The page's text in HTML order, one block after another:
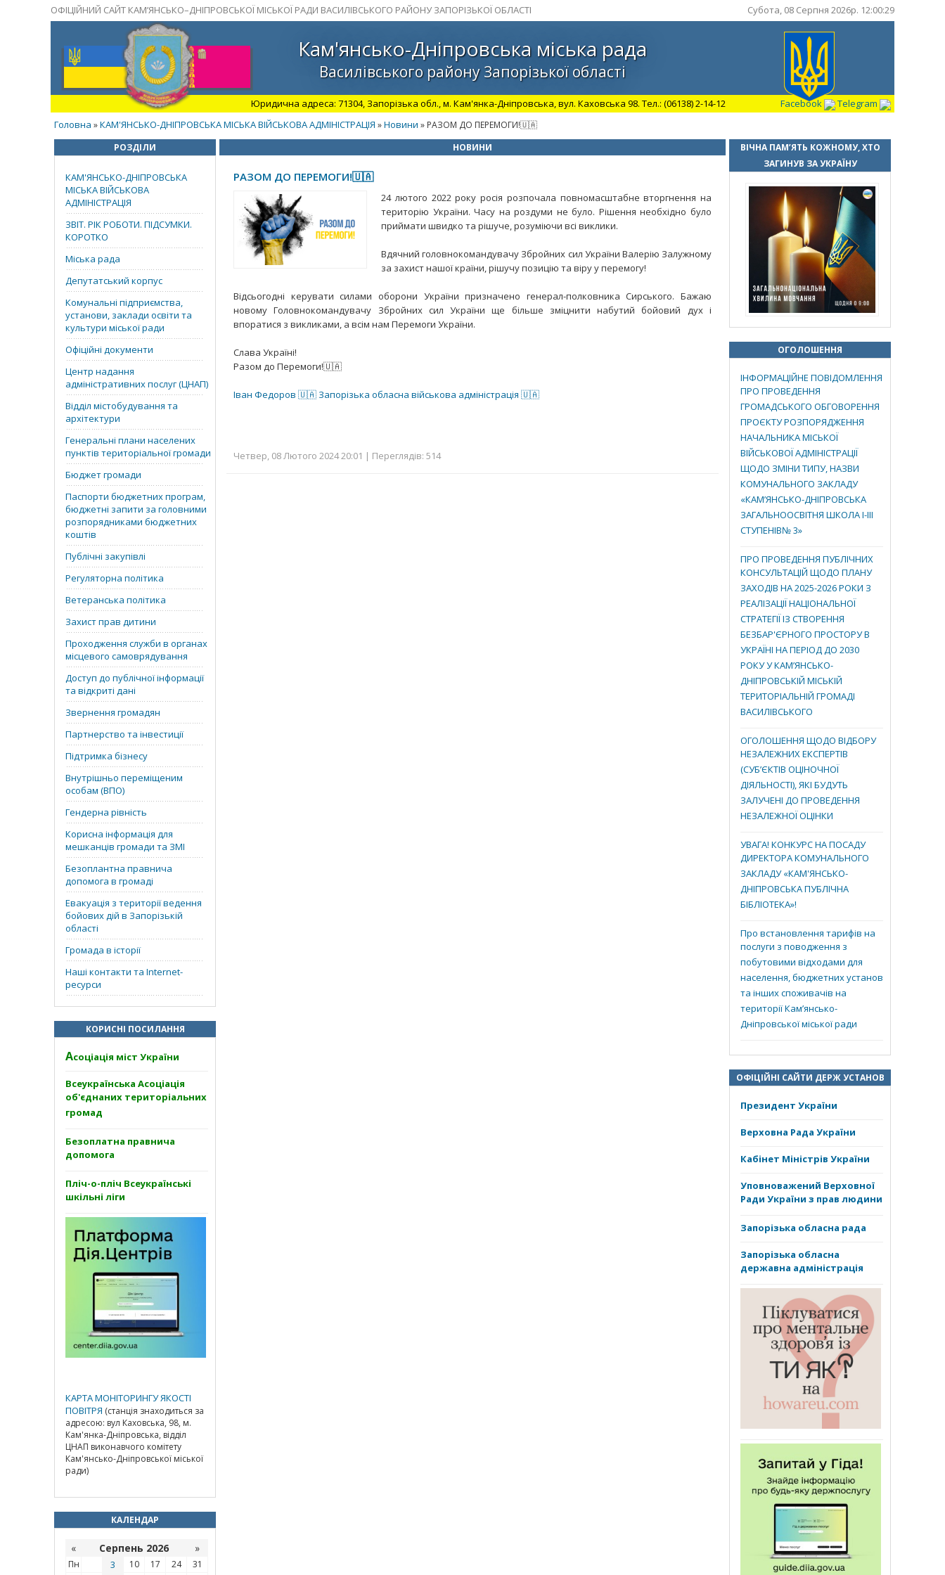
ОФІЦІЙНИЙ САЙТ КАМ’ЯНСЬКО–ДНІПРОВСЬКОЇ МІСЬКОЇ РАДИ ВАСИЛІВСЬКОГО РАЙОНУ ЗАПОРІЗЬКОЇ ОБЛАСТІ Субота, 08 Серпня 2026р. 12:00:30
Кам'янсько-Дніпровська міська рада
Василівського району Запорізької області
Юридична адреса: 71304, Запорізька обл., м. Кам'янка-Дніпровська, вул. Каховська 98. Тел.: (06138) 2-14-12 Facebook
Telegram
Головна »КАМ'ЯНСЬКО-ДНІПРОВСЬКА МІСЬКА ВІЙСЬКОВА АДМІНІСТРАЦІЯ »Новини » РАЗОМ ДО ПЕРЕМОГИ!🇺🇦
РОЗДІЛИ
КАМ'ЯНСЬКО-ДНІПРОВСЬКА
МІСЬКА ВІЙСЬКОВА
АДМІНІСТРАЦІЯ
ЗВІТ. РІК РОБОТИ. ПІДСУМКИ.
КОРОТКО
Міська рада
Депутатський корпус
Комунальні підприємства,
установи, заклади освіти та
культури міської ради
Офіційні документи
Центр надання
адміністративних послуг (ЦНАП)
Відділ містобудування та
архітектури
Генеральні плани населених
пунктів територіальної громади
Бюджет громади
Паспорти бюджетних програм,
бюджетні запити за головними
розпорядниками бюджетних
коштів
Публічні закупівлі
Регуляторна політика
Ветеранська політика
Захист прав дитини
Проходження служби в органах
місцевого самоврядування
Доступ до публічної інформації
та відкриті дані
Звернення громадян
Партнерство та інвестиції
Підтримка бізнесу
Внутрішньо переміщеним
особам (ВПО)
Гендерна рівність
Корисна інформація для
мешканців громади та ЗМІ
Безоплантна правнича
допомога в громаді
Евакуація з території ведення
бойових дій в Запорізькій
області
Громада в історії
Наші контакти та Internet-
ресурси
КОРИСНІ ПОСИЛАННЯ
Асоціація міст України
Всеукраїнська Асоціація
об'єднаних територіальних
громад
Безоплатна правнича
допомога
Пліч-о-пліч Всеукраїнські
шкільні ліги
КАРТА МОНІТОРИНГУ ЯКОСТІ
ПОВІТРЯ (станція знаходиться за
адресою: вул Каховська, 98, м.
Кам'янка-Дніпровська, відділ
ЦНАП виконавчого комітету
Кам'янсько-Дніпровської міської
ради)
КАЛЕНДАР
« Серпень 2026 »
Пн 3 10 17 24
31
НОВИНИ
РАЗОМ ДО ПЕРЕМОГИ!🇺🇦
24 лютого 2022 року росія розпочала повномасштабне вторгнення на
територію України. Часу на роздуми не було. Рішення необхідно було
приймати швидко та рішуче, розуміючи всі виклики.
Вдячний головнокомандувачу Збройних сил України Валерію Залужному
за захист нашої країни, рішучу позицію та віру у перемогу!
Відсьогодні керувати силами оборони України призначено генерал-полковника Сирського. Бажаю
новому Головнокомандувачу Збройних сил України ще більше зміцнити набутий бойовий дух і
впоратися з викликами, а всім нам Перемоги України.
Слава Україні!
Разом до Перемоги!🇺🇦
Іван Федоров 🇺🇦 Запорізька обласна військова адміністрація 🇺🇦
Четвер, 08 Лютого 2024 20:01 | Переглядів: 514
ВІЧНА ПАМ’ЯТЬ КОЖНОМУ, ХТО
ЗАГИНУВ ЗА УКРАЇНУ
ОГОЛОШЕННЯ
ІНФОРМАЦІЙНЕ ПОВІДОМЛЕННЯ
ПРО ПРОВЕДЕННЯ
ГРОМАДСЬКОГО ОБГОВОРЕННЯ
ПРОЄКТУ РОЗПОРЯДЖЕННЯ
НАЧАЛЬНИКА МІСЬКОЇ
ВІЙСЬКОВОЇ АДМІНІСТРАЦІЇ
ЩОДО ЗМІНИ ТИПУ, НАЗВИ
КОМУНАЛЬНОГО ЗАКЛАДУ
«КАМ’ЯНСЬКО-ДНІПРОВСЬКА
ЗАГАЛЬНООСВІТНЯ ШКОЛА І-ІІІ
СТУПЕНІВ№ 3»
ПРО ПРОВЕДЕННЯ ПУБЛІЧНИХ
КОНСУЛЬТАЦІЙ ЩОДО ПЛАНУ
ЗАХОДІВ НА 2025-2026 РОКИ З
РЕАЛІЗАЦІЇ НАЦІОНАЛЬНОЇ
СТРАТЕГІЇ ІЗ СТВОРЕННЯ
БЕЗБАР'ЄРНОГО ПРОСТОРУ В
УКРАЇНІ НА ПЕРІОД ДО 2030
РОКУ У КАМ’ЯНСЬКО-
ДНІПРОВСЬКІЙ МІСЬКІЙ
ТЕРИТОРІАЛЬНІЙ ГРОМАДІ
ВАСИЛІВСЬКОГО
ОГОЛОШЕННЯ ЩОДО ВІДБОРУ
НЕЗАЛЕЖНИХ ЕКСПЕРТІВ
(СУБ’ЄКТІВ ОЦІНОЧНОЇ
ДІЯЛЬНОСТІ), ЯКІ БУДУТЬ
ЗАЛУЧЕНІ ДО ПРОВЕДЕННЯ
НЕЗАЛЕЖНОЇ ОЦІНКИ
УВАГА! КОНКУРС НА ПОСАДУ
ДИРЕКТОРА КОМУНАЛЬНОГО
ЗАКЛАДУ «КАМ'ЯНСЬКО-
ДНІПРОВСЬКА ПУБЛІЧНА
БІБЛІОТЕКА»!
Про встановлення тарифів на
послуги з поводження з
побутовими відходами для
населення, бюджетних установ
та інших споживачів на
території Кам’янсько-
Дніпровської міської ради
ОФІЦІЙНІ САЙТИ ДЕРЖ УСТАНОВ
Президент України
Верховна Рада України
Кабінет Міністрів України
Уповноважений Верховної
Ради України з прав людини
Запорізька обласна рада
Запорізька обласна
державна адміністрація